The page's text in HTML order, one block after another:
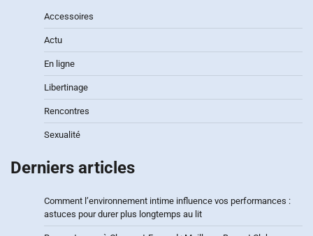
Accessoires
Actu
En ligne
Libertinage
Rencontres
Sexualité
Derniers articles
Comment l’environnement intime influence vos performances :
astuces pour durer plus longtemps au lit